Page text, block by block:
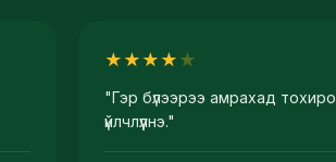
★ ★ ★ ★ ★
"Гэр бүлээрээ амрахад
үйлчлүүлнэ."